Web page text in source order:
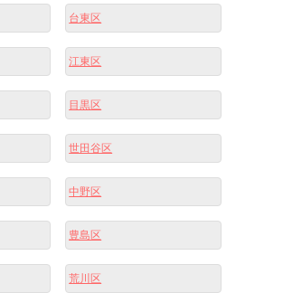
台東区
江東区
目黒区
世田谷区
中野区
豊島区
荒川区